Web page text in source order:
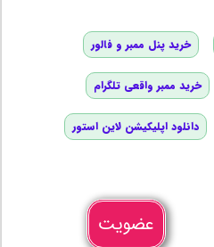
خرید پنل ممبر و فالور
خرید ممبر واقعی تلگرام
دانلود اپلیکیشن لاین استور
عضویت